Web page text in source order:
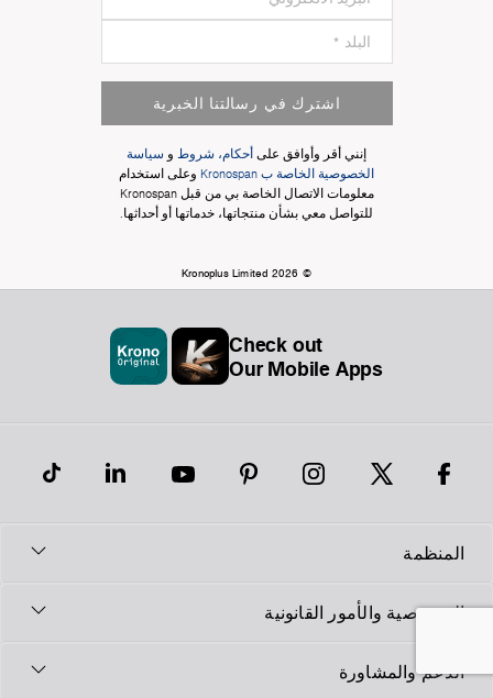
اشترك في رسالتنا الخبرية
إنني أقر وأوافق على أحكام، شروط و سياسة
الخصوصية الخاصة ب Kronospan
وعلى استخدام
معلومات الاتصال الخاصة بي من قبل Kronospan
للتواصل معي بشأن منتجاتها، خدماتها أو أحداثها.
© Kronoplus Limited 2026
Check out
Our Mobile Apps
المنظمة
الخصوصية والأمور القانونية
الدعم والمشاورة